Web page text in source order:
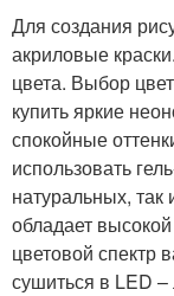
Для создания
акриловые
цвета. Выбор
купить яркие
спокойные
использовать
натуральных, так
обладает
цветовой спектр
сушиться в LED